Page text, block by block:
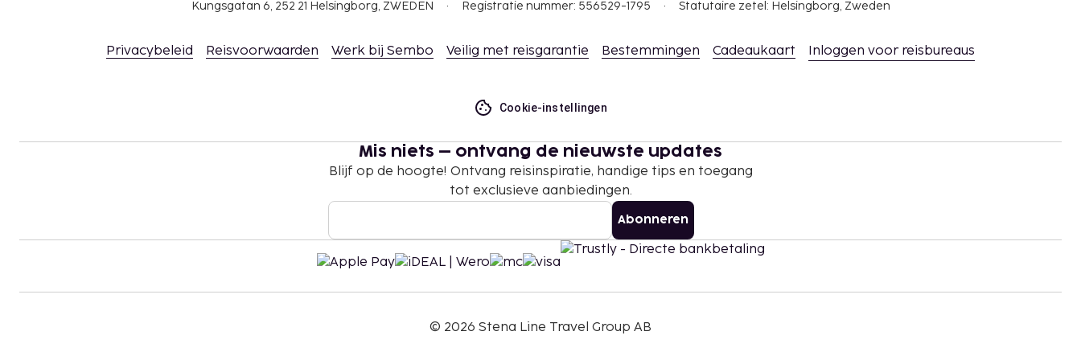
Kungsgatan 6, 252 21 Helsingborg, ZWEDEN Registratie nummer: 556529-1795 Statutaire zetel: Helsingborg, Zweden
Privacybeleid Reisvoorwaarden Werk bij Sembo Veilig met reisgarantie Bestemmingen Cadeaukaart Inloggen voor reisbureaus
Cookie-instellingen
Mis niets – ontvang de nieuwste updates
Blijf op de hoogte! Ontvang reisinspiratie, handige tips en toegang
tot exclusieve aanbiedingen.
Abonneren
© 2026 Stena Line Travel Group AB